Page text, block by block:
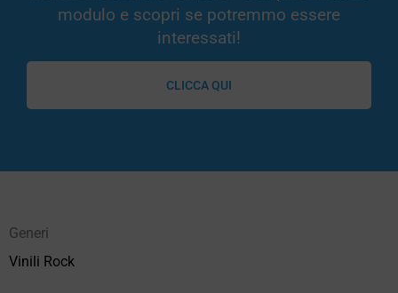
modulo e scopri se potremmo essere
interessati!
CLICCA QUI
Generi
Vinili Rock